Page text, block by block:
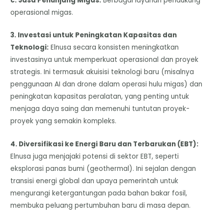
operasional migas.
3. ​Investasi untuk Peningkatan Kapasitas dan
Teknologi: Elnusa secara konsisten meningkatkan
investasinya untuk memperkuat operasional dan proyek
strategis. Ini termasuk akuisisi teknologi baru (misalnya
penggunaan AI dan drone dalam operasi hulu migas) dan
peningkatan kapasitas peralatan, yang penting untuk
menjaga daya saing dan memenuhi tuntutan proyek-
proyek yang semakin kompleks.
​4. Diversifikasi ke Energi Baru dan Terbarukan (EBT):
Elnusa juga menjajaki potensi di sektor EBT, seperti
eksplorasi panas bumi (geothermal). Ini sejalan dengan
transisi energi global dan upaya pemerintah untuk
mengurangi ketergantungan pada bahan bakar fosil,
membuka peluang pertumbuhan baru di masa depan.